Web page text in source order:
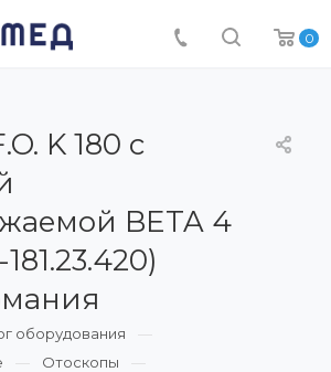
0
K 180 с
BETA 4
оборудования
Отоскопы